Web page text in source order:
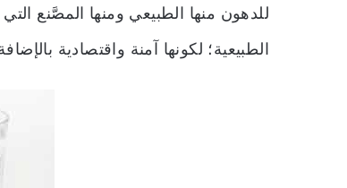
للدهون منها الطبيعي ومنها المصَّنع
الطبيعية؛ لكونها آمنة واقتصادية